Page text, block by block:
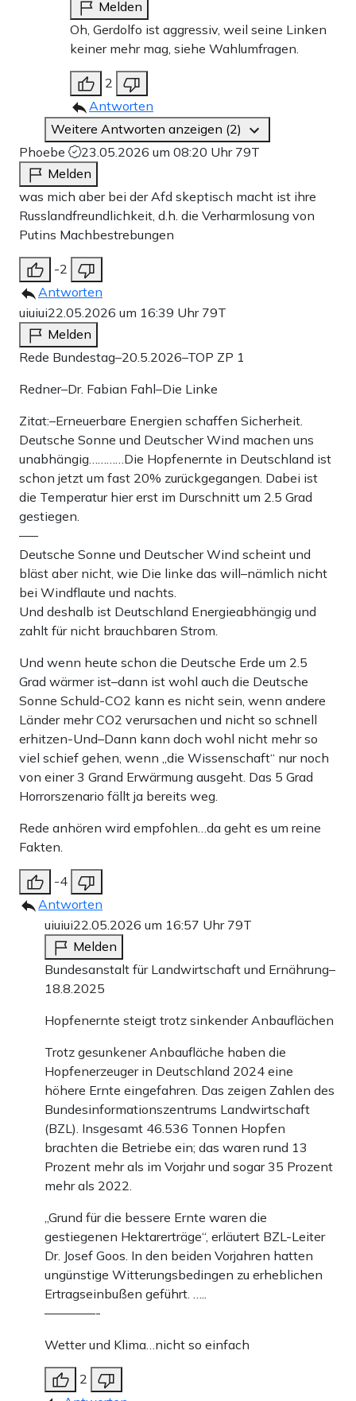
Melden
Oh, Gerdolfo ist aggressiv, weil seine Linken
keiner mehr mag, siehe Wahlumfragen.
2
Antworten
Weitere Antworten anzeigen (2)
Phoebe
23.05.2026 um 08:20 Uhr 79T
Melden
was mich aber bei der Afd skeptisch macht ist ihre
Russlandfreundlichkeit, d.h. die Verharmlosung von
Putins Machbestrebungen
-2
Antworten
uiuiui22.05.2026 um 16:39 Uhr 79T
Melden
Rede Bundestag–20.5.2026–TOP ZP 1
Redner–Dr. Fabian Fahl–Die Linke
Zitat:–Erneuerbare Energien schaffen Sicherheit.
Deutsche Sonne und Deutscher Wind machen uns
unabhängig…………Die Hopfenernte in Deutschland ist
schon jetzt um fast 20% zurückgegangen. Dabei ist
die Temperatur hier erst im Durschnitt um 2.5 Grad
gestiegen.
—–
Deutsche Sonne und Deutscher Wind scheint und
bläst aber nicht, wie Die linke das will–nämlich nicht
bei Windflaute und nachts.
Und deshalb ist Deutschland Energieabhängig und
zahlt für nicht brauchbaren Strom.
Und wenn heute schon die Deutsche Erde um 2.5
Grad wärmer ist–dann ist wohl auch die Deutsche
Sonne Schuld-CO2 kann es nicht sein, wenn andere
Länder mehr CO2 verursachen und nicht so schnell
erhitzen-Und–Dann kann doch wohl nicht mehr so
viel schief gehen, wenn „die Wissenschaft“ nur noch
von einer 3 Grand Erwärmung ausgeht. Das 5 Grad
Horrorszenario fällt ja bereits weg.
Rede anhören wird empfohlen…da geht es um reine
Fakten.
-4
Antworten
uiuiui22.05.2026 um 16:57 Uhr 79T
Melden
Bundesanstalt für Landwirtschaft und Ernährung–
18.8.2025
Hopfenernte steigt trotz sinkender Anbauflächen
Trotz gesunkener Anbaufläche haben die
Hopfenerzeuger in Deutschland 2024 eine
höhere Ernte eingefahren. Das zeigen Zahlen des
Bundesinformationszentrums Landwirtschaft
(BZL). Insgesamt 46.536 Tonnen Hopfen
brachten die Betriebe ein; das waren rund 13
Prozent mehr als im Vorjahr und sogar 35 Prozent
mehr als 2022.
„Grund für die bessere Ernte waren die
gestiegenen Hektarerträge“, erläutert BZL-Leiter
Dr. Josef Goos. In den beiden Vorjahren hatten
ungünstige Witterungsbedingen zu erheblichen
Ertragseinbußen geführt. …..
————-
Wetter und Klima…nicht so einfach
2